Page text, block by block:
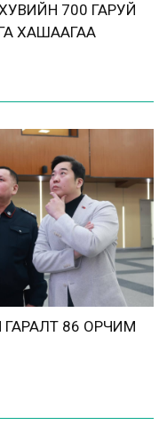
700 ГАРУЙ
ХАШААГАА
86 ОРЧИМ